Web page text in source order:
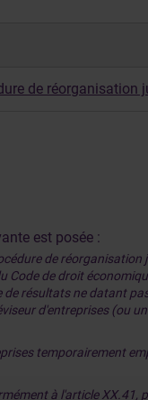
de réorganisation
est posée :
de
Code de droit
de résultats ne datant
d'entreprises (ou
temporairement
à l'article XX.41,